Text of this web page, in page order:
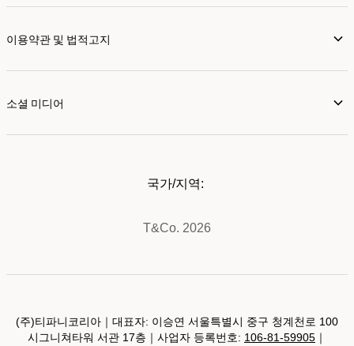
이용약관 및 법적고지
소셜 미디어
T&Co. 2026
국가/지역:
(주)티파니코리아｜대표자: 이승연 서울특별시 중구 청계천로 100
시그니쳐타워 서관 17층｜사업자 등록번호: 106-81-59905 ｜